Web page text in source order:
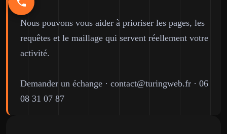
Nous pouvons vous aider à prioriser les pages, les
requêtes et le maillage qui servent réellement votre
activité.
Demander un échange · contact@turingweb.fr · 06
08 31 07 87